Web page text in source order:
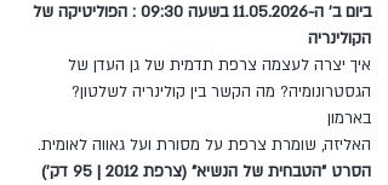
ביום ב' ה-11.05.2026 בשעה 09:30 : הפוליטיקה של
הקולינריה
איך יצרה לעצמה צרפת תדמית של גן העדן של
הגסטרונומיה? מה הקשר בין קולינריה לשלטון?
בארמון
האליזה, שומרת צרפת על מסורת ועל גאווה לאומית.
הסרט "הטבחית של הנשיא" (צרפת 2012 | 95 דק')